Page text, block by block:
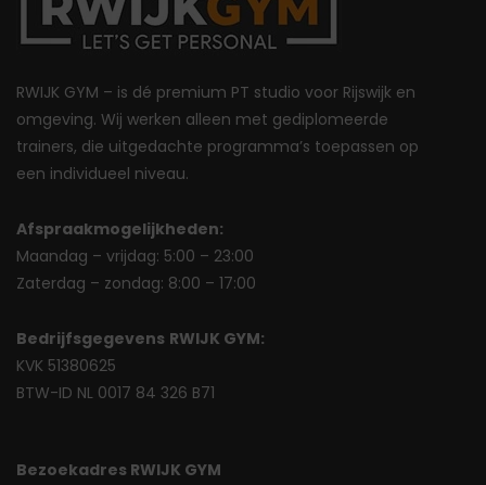
RWIJK GYM – is dé premium PT studio voor Rijswijk en
omgeving. Wij werken alleen met gediplomeerde
trainers, die uitgedachte programma’s toepassen op
een individueel niveau.
Afspraakmogelijkheden:
Maandag – vrijdag: 5:00 – 23:00
Zaterdag – zondag: 8:00 – 17:00
Bedrijfsgegevens RWIJK GYM:
KVK 51380625
BTW-ID NL 0017 84 326 B71
Bezoekadres RWIJK GYM